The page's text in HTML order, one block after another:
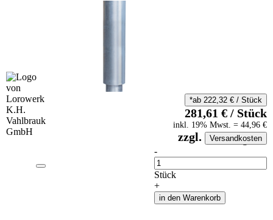
auf Anfrageliste
-
Anzahl
Stück
+
in den Warenkorb
*ab 222,32 €/ Stück
281,61 €/ Stück
inkl. 19% Mwst. = 44,96 €
zzgl. Versandkosten